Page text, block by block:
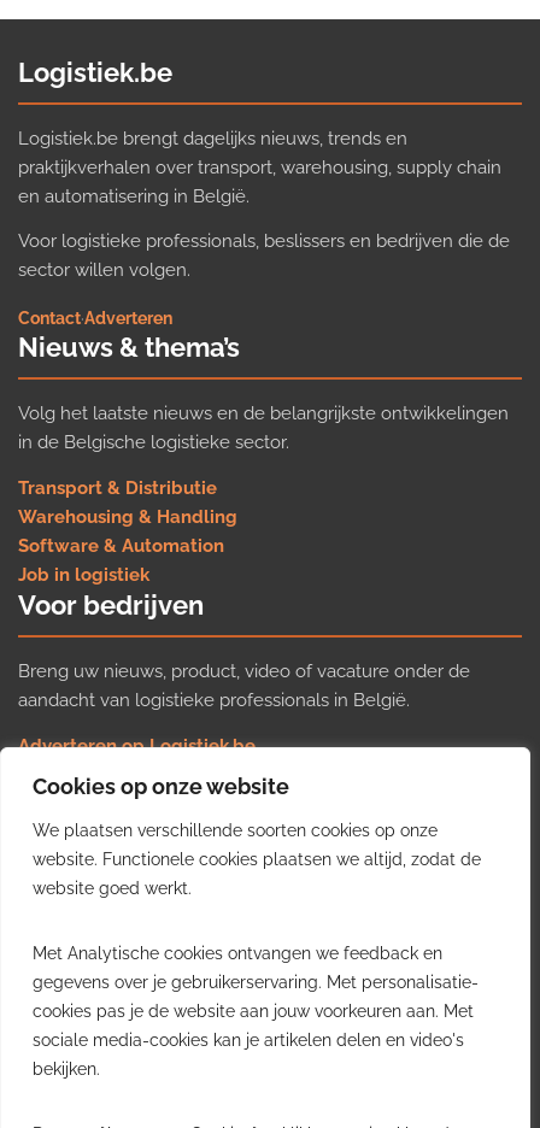
Cookies op onze website
We plaatsen verschillende soorten cookies op onze
website. Functionele cookies plaatsen we altijd, zodat de
website goed werkt.
Met Analytische cookies ontvangen we feedback en
gegevens over je gebruikerservaring. Met personalisatie-
cookies pas je de website aan jouw voorkeuren aan. Met
sociale media-cookies kan je artikelen delen en video's
bekijken.
Logistiek.be
Logistiek.be brengt dagelijks nieuws, trends en
praktijkverhalen over transport, warehousing, supply chain
en automatisering in België.
Voor logistieke professionals, beslissers en bedrijven die de
sector willen volgen.
Contact·Adverteren
Nieuws & thema’s
Volg het laatste nieuws en de belangrijkste ontwikkelingen
in de Belgische logistieke sector.
Transport & Distributie
Warehousing & Handling
Software & Automation
Job in logistiek
Voor bedrijven
Breng uw nieuws, product, video of vacature onder de
aandacht van logistieke professionals in België.
Adverteren op Logistiek.be
Nieuws insturen
Uw video op Logistiek.TV
Job plaatsen
Gratis wekelijkse update
inzichten uit de Belgische logistieke sector in uw inbox.
Ontvang je gratis
wekelijkse update
Uitschrijven kan altijd.